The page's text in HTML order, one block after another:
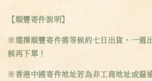
【順豐寄件說明】
※選擇順豐寄件需等候約七日出貨，一週
候再下單！
※香港中國寄件地址若為非工商地址或偏